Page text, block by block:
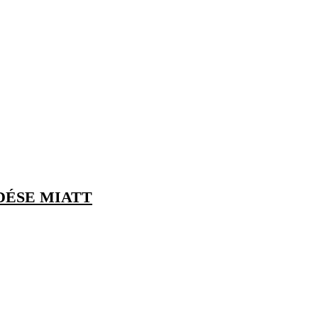
MIATT